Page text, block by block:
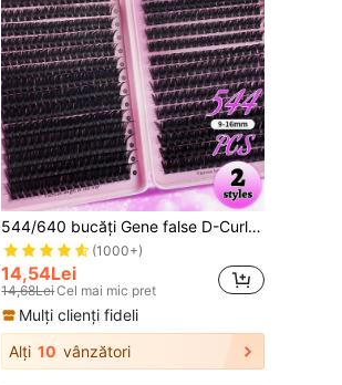
544/640 bucăți Gene false D-Curl, capacitate mare, potrivite pentru crearea unui machiaj al ochilor gros, pufos și natural, DIY pentru frumusețea de acasă, carte de gene individuale cu capacitate mare, potrivite pentru începători, novici și artiști de machiaj, moi și de lungă durată, potrivite pentru machiaj DIY Fox Eye/Cat Eye, extensii de gene segmentate, carte de gene portabilă, convenabilă pentru călătorii, potrivite pentru scenă, nuntă, exterior, muncă zilnică, petreceri muzicale și alte ocazii. (80D/100D/50D/60D/30D/40D/10D/20D) Găluște de gene, gene individuale, gene false
(1000+)
14,54Lei
14,68LeiCel mai mic pret
Mulți clienți fideli
Alți 10 vânzători